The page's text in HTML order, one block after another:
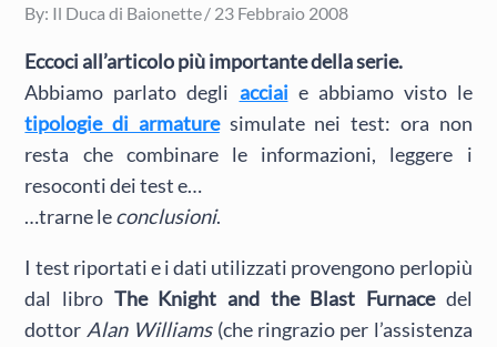
By: Il Duca di Baionette Posted
23 Febbraio 2008
Eccoci all’articolo più importante della serie.
Abbiamo parlato degli acciaie abbiamo visto le
tipologie di armaturesimulate nei test: ora non
resta che combinare le informazioni, leggere i
resoconti dei test e…
…trarne leconclusioni.
I test riportati e i dati utilizzati provengono perlopiù
dal libro The Knight and the Blast Furnacedel
dottor Alan Williams(che ringrazio per l’assistenza